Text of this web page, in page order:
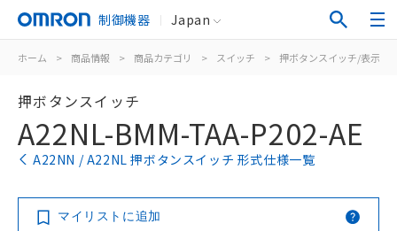
制御機器 Japan
ホーム > 商品情報 > 商品カテゴリ > スイッチ > 押ボタンスイッチ/表示灯
押ボタンスイッチ
A22NL-BMM-TAA-P202-AE
A22NN / A22NL 押ボタンスイッチ 形式仕様一覧
マイリストに追加